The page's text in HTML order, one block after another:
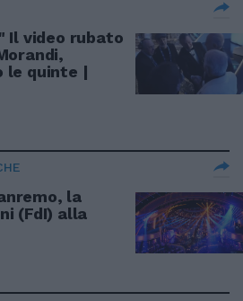
Il video rubato
le quinte |
la
(FdI) alla